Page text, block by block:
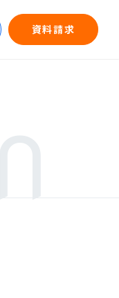
資料請求